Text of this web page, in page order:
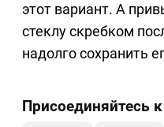
этот вариант. А
стеклу скребком
надолго сохранить